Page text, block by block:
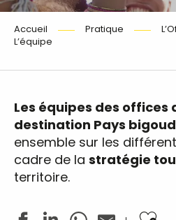
Accueil Pratique
L’équipe
Les équipes des offices
destination Pays
ensemble sur les
cadre de la stratégie
territoire.